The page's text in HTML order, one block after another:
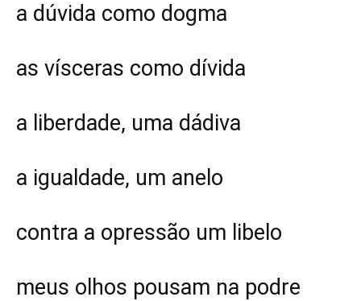
a dúvida como dogma
as vísceras como dívida
a liberdade, uma dádiva
a igualdade, um anelo
contra a opressão um libelo
meus olhos pousam na podre